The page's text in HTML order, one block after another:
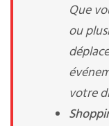
Que
ou
votre